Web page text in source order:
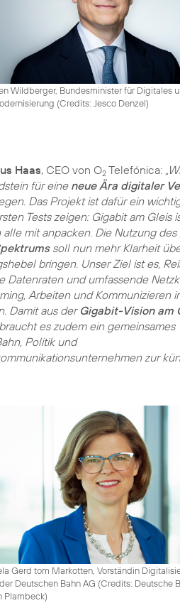
Wildberger, Bundesminister für Digitales
(Credits: Jesco Denzel)
Haas, CEO von O2Telefónica:
für eineneue Ära digitaler
Das Projekt ist dafür ein
Tests zeigen: Gigabit am Gleis
alle mit anpacken. Die Nutzung des
soll nun mehr Klarheit
bringen. Unser Ziel ist es,
Datenraten und umfassende
Arbeiten und Kommunizieren
Damit aus der Gigabit-Vision am
es zudem ein gemeinsames
Politik und
zur
Gerd tom Markotten, Vorständin
Deutschen Bahn AG (Credits: Deutsche
Plambeck)